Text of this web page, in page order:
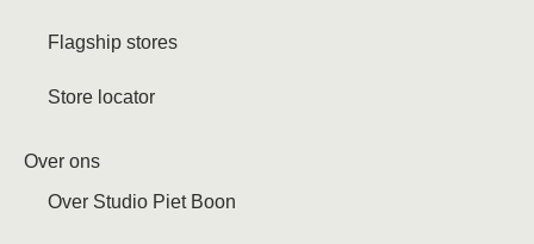
Flagship stores
Store locator
Over ons
Over Studio Piet Boon